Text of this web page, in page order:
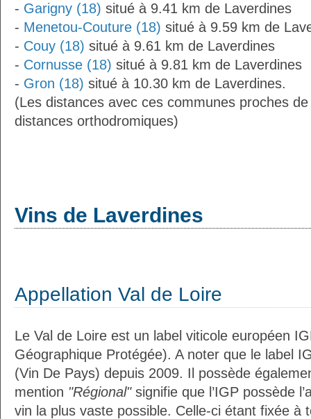
- Garigny (18) situé à 9.41 km de Laverdines
- Menetou-Couture (18) situé à 9.59 km de
- Couy (18) situé à 9.61 km de Laverdines
- Cornusse (18) situé à 9.81 km de Laverdines
- Gron (18) situé à 10.30 km de Laverdines.
(Les distances avec ces communes proches
distances orthodromiques)
Vins de Laverdines
Appellation Val de Loire
Le Val de Loire est un label viticole européen
Géographique Protégée). A noter que le label
(Vin De Pays) depuis 2009. Il possède
mention "Régional"signifie que l’IGP possède
vin la plus vaste possible. Celle-ci étant fixée à